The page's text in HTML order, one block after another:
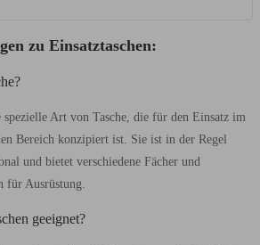
zu Einsatztaschen:
spezielle Art von Tasche, die für den Einsatz im
Bereich konzipiert ist. Sie ist in der Regel
und bietet verschiedene Fächer und
für Ausrüstung.
geeignet?